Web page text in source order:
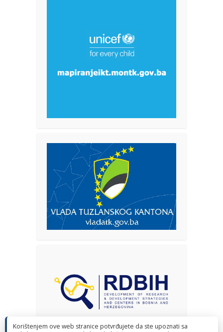
Korištenjem ove web stranice potvrđujete da ste upoznati sa